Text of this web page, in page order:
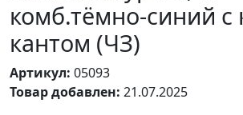
комб.тёмно-синий с
кантом (ЧЗ)
Артикул: 05093
Товар добавлен: 21.07.2025